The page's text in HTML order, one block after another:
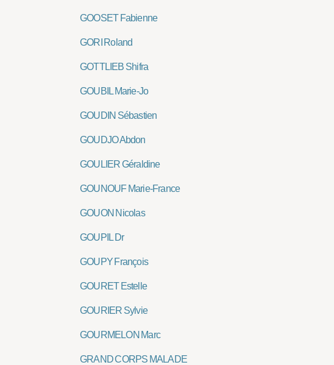
GOOSET Fabienne
GORI Roland
GOTTLIEB Shifra
GOUBIL Marie-Jo
GOUDIN Sébastien
GOUDJO Abdon
GOULIER Géraldine
GOUNOUF Marie-France
GOUON Nicolas
GOUPIL Dr
GOUPY François
GOURET Estelle
GOURIER Sylvie
GOURMELON Marc
GRAND CORPS MALADE